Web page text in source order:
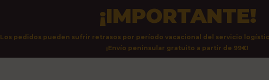
¡IMPORTANTE!
Los pedidos pueden sufrir retrasos por período vacacional del servicio
¡Envío peninsular gratuito a partir de 99€!